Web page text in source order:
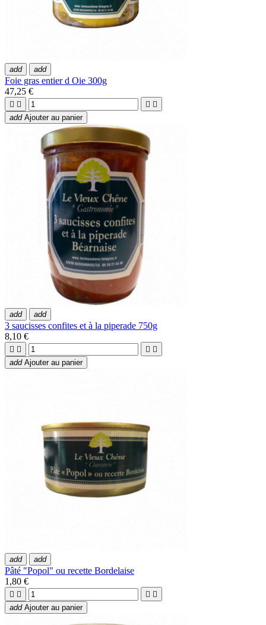
add add
Foie gras entier d Oie 300g
47,25 €
   
add Ajouter au panier
add add
3 saucisses confites et à la piperade 750g
8,10 €
   
add Ajouter au panier
add add
Pâté "Popol" ou recette Bordelaise
1,80 €
   
add Ajouter au panier